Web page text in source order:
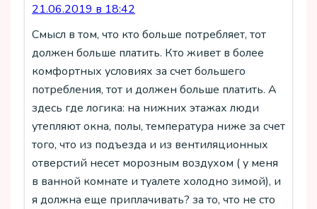
21.06.2019 в 18:42
Смысл в том, что кто больше потребляет, тот
должен больше платить. Кто живет в более
комфортных условиях за счет большего
потребления, тот и должен больше платить. А
здесь где логика: на нижних этажах люди
утепляют окна, полы, температура ниже за счет
того, что из подъезда и из вентиляционных
отверстий несет морозным воздухом ( у меня
в ванной комнате и туалете холодно зимой), и
я должна еще приплачивать? за то, что не сто